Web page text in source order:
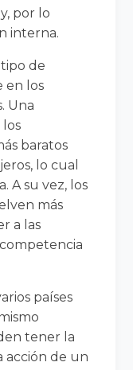
por lo
interna.
de
en los
Una
baratos
lo cual
A su vez, los
más
a las
países
tener la
acción de un